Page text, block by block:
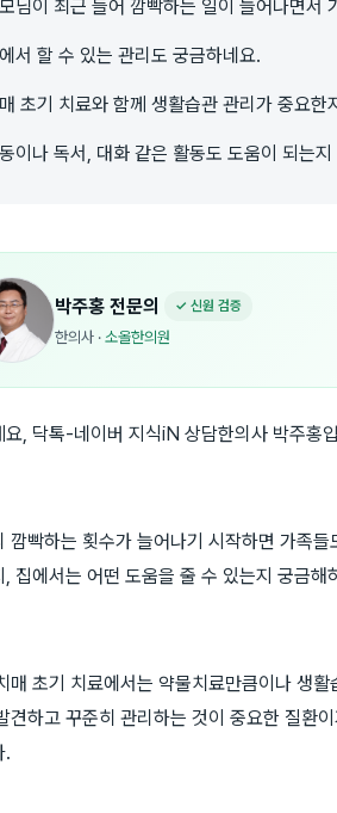
님이 최근 들어 깜빡하는 일이 늘어나면서
서 할 수 있는 관리도 궁금하네요.
초기 치료와 함께 생활습관 관리가 중요한
이나 독서, 대화 같은 활동도 도움이 되는
박주홍 전문의 ✓ 신원 검증
한의사 · 소올한의원
요, 닥톡-네이버 지식iN 상담한의사 박주홍
깜빡하는 횟수가 늘어나기 시작하면 가족
, 집에서는 어떤 도움을 줄 수 있는지 궁금해
매 초기 치료에서는 약물치료만큼이나 생
견하고 꾸준히 관리하는 것이 중요한 질환
.